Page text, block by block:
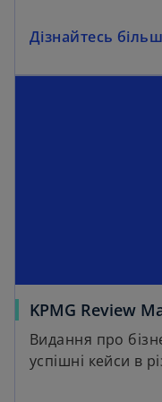
Дізнайтесь
KPMG Review
Видання про
успішні кейси в